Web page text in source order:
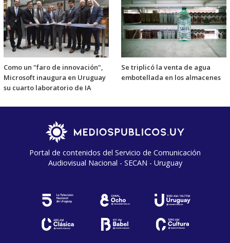
Como un "faro de innovación",
Microsoft inaugura en Uruguay
su cuarto laboratorio de IA
Se triplicó la venta de agua
embotellada en los almacenes
Portal de contenidos del Servicio de Comunicación
Audiovisual Nacional - SECAN - Uruguay